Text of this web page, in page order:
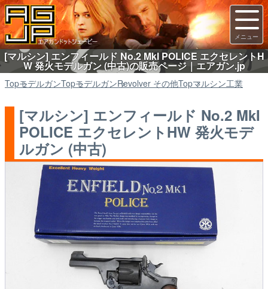
[マルシン] エンフィールド No.2 MkI POLICE エクセレントH
W 発火モデルガン (中古)の販売ページ｜エアガン.jp
TopモデルガンTopモデルガンRevolver その他Topマルシン工業
[マルシン] エンフィールド No.2 MkI
POLICE エクセレントHW 発火モデ
ルガン (中古)